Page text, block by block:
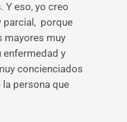
Y eso, yo creo
parcial, porque
mayores muy
enfermedad y
concienciados
persona que